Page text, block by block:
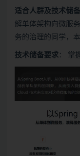
适合人群及技术储
解单体架构向微服
务的治理的同学，
技术储备要求 ： 掌